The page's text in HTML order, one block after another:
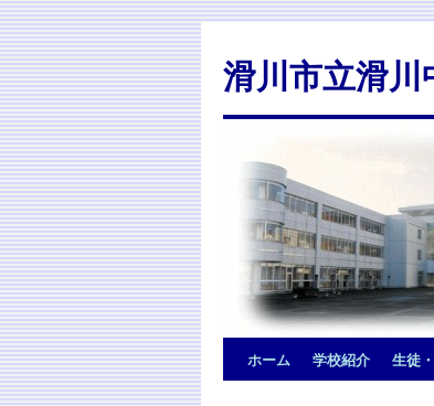
滑川市立滑川
ホーム 学校紹介 生徒